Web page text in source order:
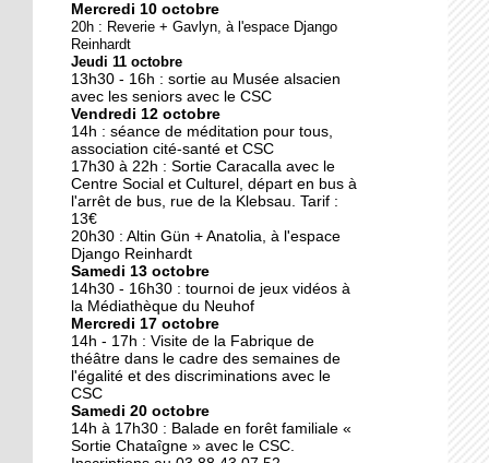
10 octobre 2018
Nouveau look pour une
nouvelle mairie
19 octobre 2017
Face au challenge du
numérique
19 octobre 2017
La précarité tue
18 octobre 2017
Quatre décennies au
chevet du Neuhof
18 octobre 2017
Mercredi 10 octobre
20h : Reverie + Gavlyn, à l'espace Django
Reinhardt
Jeudi 11 octobre
13h30 - 16h : sortie au Musée alsacien
avec les seniors avec le CSC
Vendredi 12 octobre
14h : séance de méditation pour tous,
association cité-santé et CSC
17h30 à 22h : Sortie Caracalla avec le
Centre Social et Culturel, départ en bus à
l'arrêt de bus, rue de la Klebsau. Tarif :
13€
20h30 : Altin Gün + Anatolia, à l'espace
Django Reinhardt
Samedi 13 octobre
14h30 - 16h30 : tournoi de jeux vidéos à
la Médiathèque du Neuhof
Mercredi 17 octobre
14h - 17h : Visite de la Fabrique de
théâtre dans le cadre des semaines de
l'égalité et des discriminations avec le
CSC
Samedi 20 octobre
14h à 17h30 : Balade en forêt familiale «
Sortie Chataîgne » avec le CSC.